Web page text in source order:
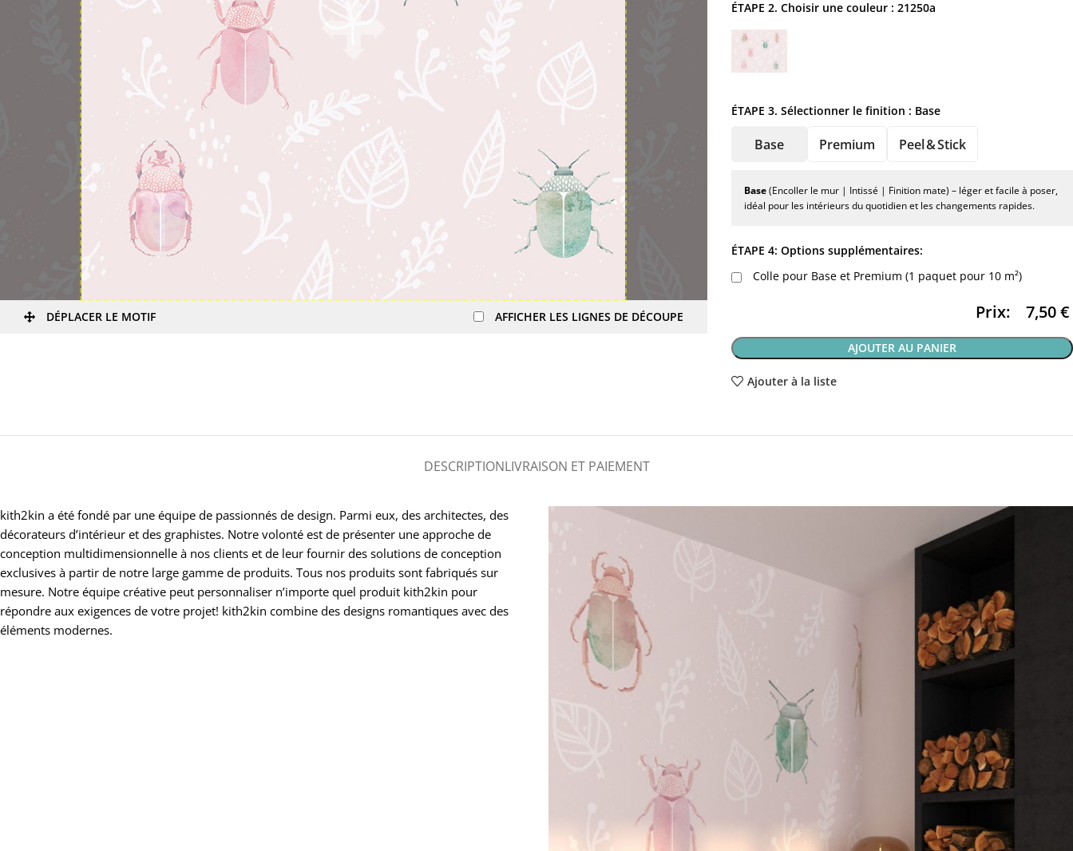
DÉPLACER LE MOTIF AFFICHER LES LIGNES DE DÉCOUPE
ÉTAPE 2. Choisir une couleur : 21250a
ÉTAPE 3. Sélectionner le finition : Base
Base Premium Peel & Stick
Base(Encoller le mur | Intissé | Finition mate) – léger et facile à poser,
idéal pour les intérieurs du quotidien et les changements rapides.
ÉTAPE 4: Options supplémentaires:
Colle pour Base et Premium (1 paquet pour 10 m²)
Prix: 7,50€
AJOUTER AU PANIER
Ajouter à la liste
DESCRIPTIONLIVRAISON ET PAIEMENT
kith2kin a été fondé par une équipe de passionnés de design. Parmi eux, des architectes, des
décorateurs d’intérieur et des graphistes. Notre volonté est de présenter une approche de
conception multidimensionnelle à nos clients et de leur fournir des solutions de conception
exclusives à partir de notre large gamme de produits. Tous nos produits sont fabriqués sur
mesure. Notre équipe créative peut personnaliser n’importe quel produit kith2kin pour
répondre aux exigences de votre projet! kith2kin combine des designs romantiques avec des
éléments modernes.